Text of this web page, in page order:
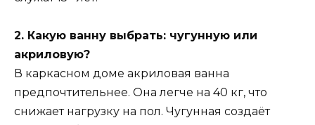
2. Какую ванну выбрать: чугунную или
акриловую?
В каркасном доме акриловая ванна
предпочтительнее. Она легче на 40 кг, что
снижает нагрузку на пол. Чугунная создаёт